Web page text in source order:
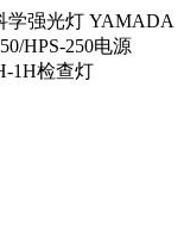
学强光灯 YAMADA
HPS-250电源
1H检查灯